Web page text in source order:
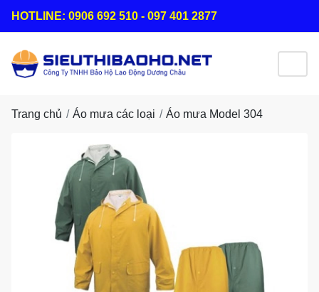
HOTLINE: 0906 692 510 - 097 401 2877
Trang chủ Áo mưa các loại Áo mưa Model 304